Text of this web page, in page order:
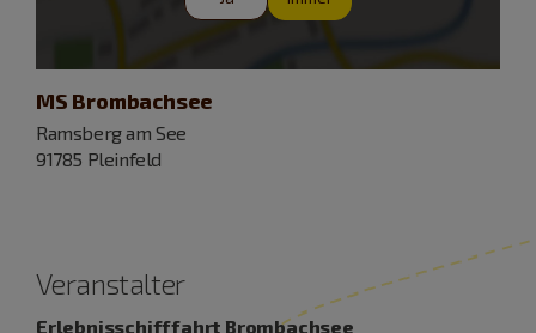
MS Brombachsee
Ramsberg am See
91785 Pleinfeld
Veranstalter
Erlebnisschifffahrt Brombachsee